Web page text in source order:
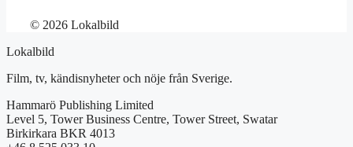
© 2026 Lokalbild
Lokalbild
Film, tv, kändisnyheter och nöje från Sverige.
Hammarö Publishing Limited
Level 5, Tower Business Centre, Tower Street, Swatar
Birkirkara BKR 4013